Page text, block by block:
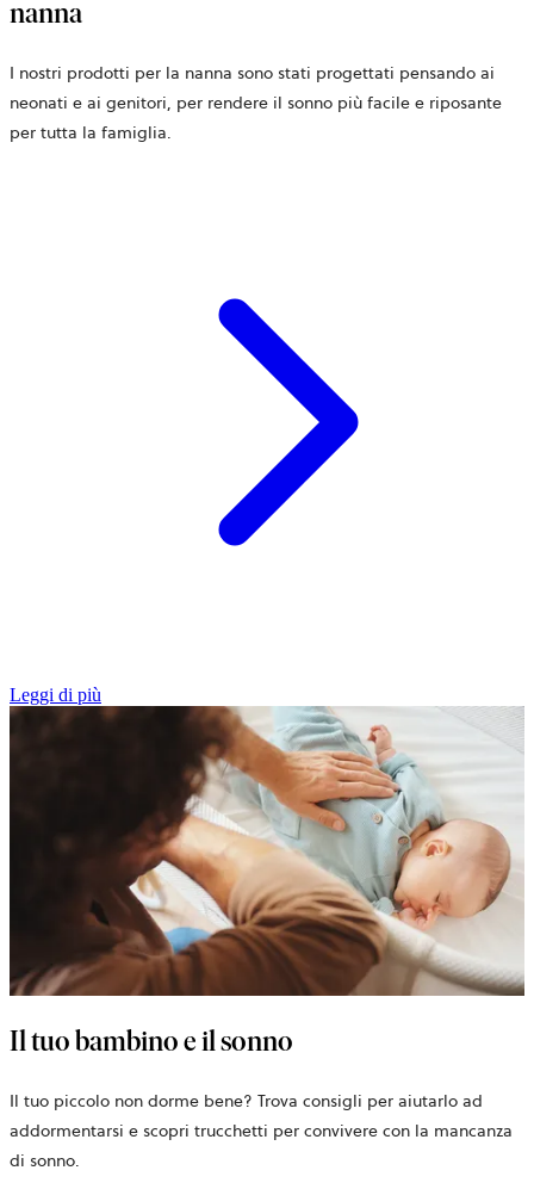
nanna
I nostri prodotti per la nanna sono stati progettati pensando ai
neonati e ai genitori, per rendere il sonno più facile e riposante
per tutta la famiglia.
Leggi di più
Il tuo bambino e il sonno
Il tuo piccolo non dorme bene? Trova consigli per aiutarlo ad
addormentarsi e scopri trucchetti per convivere con la mancanza
di sonno.